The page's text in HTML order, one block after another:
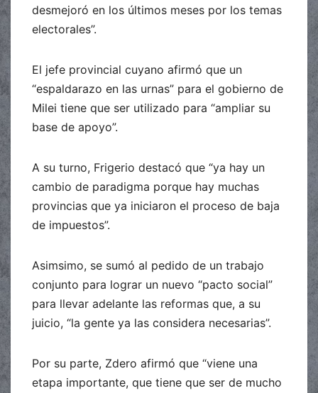
desmejoró en los últimos meses por los temas
electorales”.
El jefe provincial cuyano afirmó que un
“espaldarazo en las urnas” para el gobierno de
Milei tiene que ser utilizado para “ampliar su
base de apoyo”.
A su turno, Frigerio destacó que “ya hay un
cambio de paradigma porque hay muchas
provincias que ya iniciaron el proceso de baja
de impuestos”.
Asimsimo, se sumó al pedido de un trabajo
conjunto para lograr un nuevo “pacto social”
para llevar adelante las reformas que, a su
juicio, “la gente ya las considera necesarias”.
Por su parte, Zdero afirmó que “viene una
etapa importante, que tiene que ser de mucho